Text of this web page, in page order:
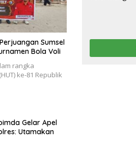
Sumsel
Bola Voli
rangka
ke-81 Republik
Gelar Apel
Utamakan